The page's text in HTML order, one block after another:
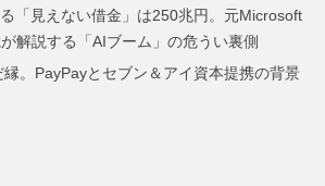
「見えない借金」は250兆円。元Microsoft
解説する「AIブーム」の危うい裏側
。PayPayとセブン＆アイ資本提携の背景